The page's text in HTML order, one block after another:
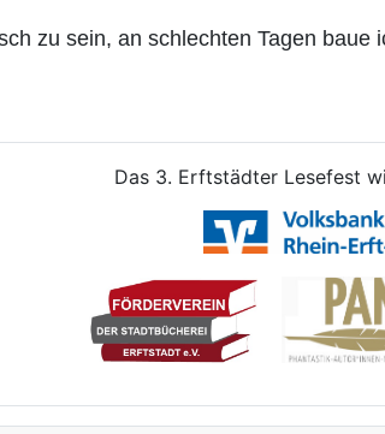
zu sein, an schlechten Tagen baue
Das 3. Erftstädter Lesefest